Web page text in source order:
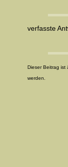
verfasste
Dieser Beitrag ist
werden.